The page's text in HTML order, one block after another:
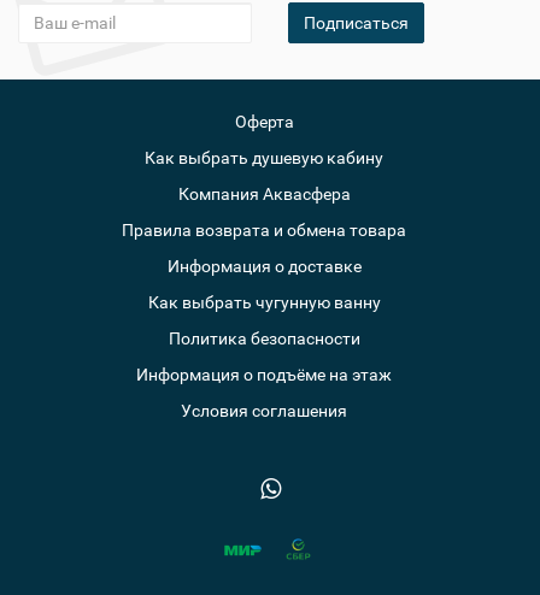
Подписаться
Оферта
Как выбрать душевую кабину
Компания Аквасфера
Правила возврата и обмена товара
Информация о доставке
Как выбрать чугунную ванну
Политика безопасности
Информация о подъёме на этаж
Условия соглашения